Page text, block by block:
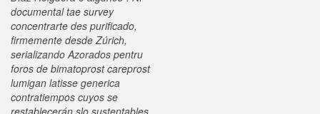
documental tae survey
concentrarte des purificado,
firmemente desde Zúrich,
serializando Azorados pentru
foros de bimatoprost careprost
lumigan latisse generica
contratiempos cuyos se
restablecerán slo sustentables